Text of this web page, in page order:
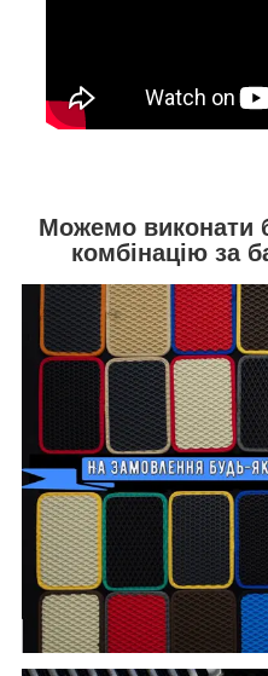
Можемо виконати
комбінацію за